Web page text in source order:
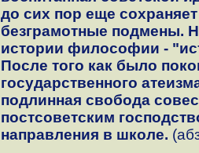
до сих пор еще
безграмотные подмены.
истории философии -
После того как было
государственного
подлинная свобода
постсоветским
направления в школе.